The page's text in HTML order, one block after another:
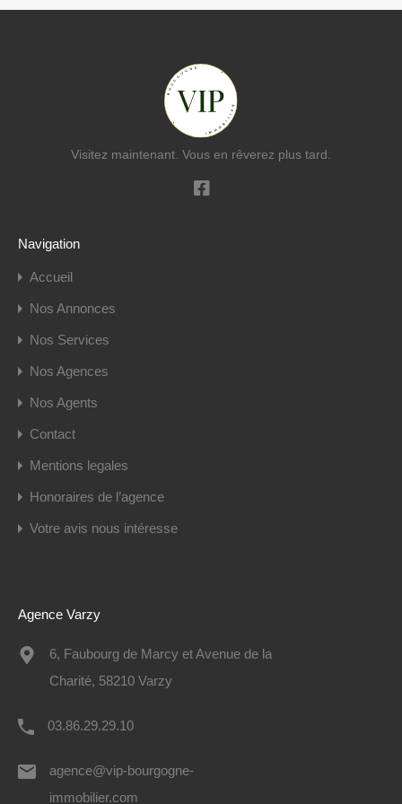
Visitez maintenant. Vous en rêverez plus tard.
Navigation
Accueil
Nos Annonces
Nos Services
Nos Agences
Nos Agents
Contact
Mentions legales
Honoraires de l’agence
Votre avis nous intéresse
Agence Varzy
6, Faubourg de Marcy et Avenue de la
Charité, 58210 Varzy
03.86.29.29.10
agence@vip-bourgogne-
immobilier.com